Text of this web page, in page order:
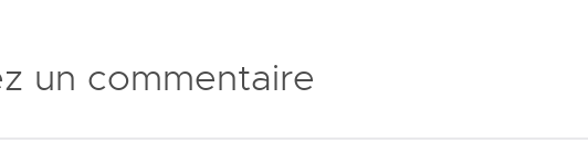
un commentaire